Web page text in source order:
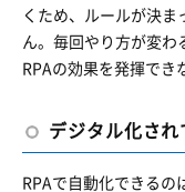
くため、ルールが決ま
ん。毎回やり方が変わ
RPAの効果を発揮でき
デジタル化され
RPAで自動化できるの